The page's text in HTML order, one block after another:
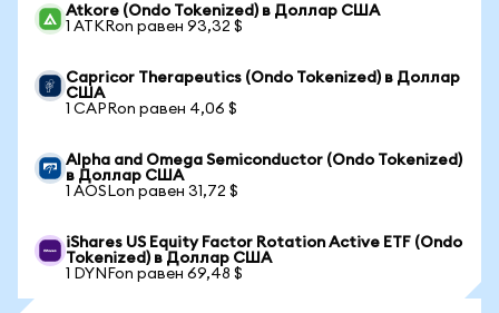
Atkore (Ondo Tokenized) в Доллар США
1 ATKRon равен 93,32 $
Capricor Therapeutics (Ondo Tokenized) в Доллар
США
1 CAPRon равен 4,06 $
Alpha and Omega Semiconductor (Ondo Tokenized)
в Доллар США
1 AOSLon равен 31,72 $
iShares US Equity Factor Rotation Active ETF (Ondo
Tokenized) в Доллар США
1 DYNFon равен 69,48 $